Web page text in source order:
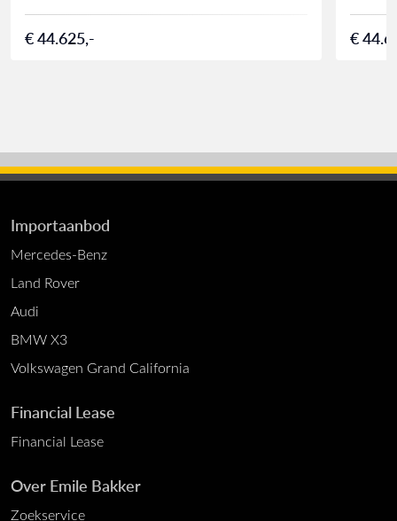
€ 44.625,- €
Importaanbod
Mercedes-Benz
Land Rover
Audi
BMW X3
Volkswagen Grand California
Financial Lease
Financial Lease
Over Emile Bakker
Zoekservice